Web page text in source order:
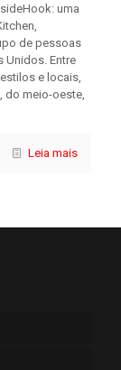
uma
de pessoas
Unidos. Entre
e locais,
do meio-oeste,
Leia mais